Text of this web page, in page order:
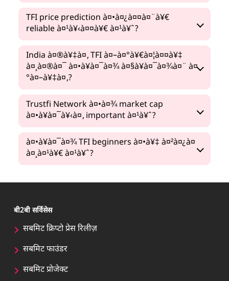
TFI price prediction à¤•à¤¿à¤¤à¤¨à¥€
reliable à¤¹à¥‹à¤¤à¥€ à¤¹à¥ˆ?
India à¤®à¥‡à¤‚ TFI à¤–à¤°à¥€à¤¦à¤¤à¥‡
à¤¸à¤®à¤¯ à¤•à¥à¤¯à¤¾ à¤§à¥à¤¯à¤¾à¤¨ à¤
°à¤–à¥‡à¤‚?
Trustfi Network à¤•à¤¾ market cap
à¤•à¥à¤¯à¥‹à¤‚ important à¤¹à¥ˆ?
à¤•à¥à¤¯à¤¾ TFI beginners à¤•à¥‡ à¤²à¤¿à¤
à¤¸à¤¹à¥€ à¤¹à¥ˆ?
बी2बी सर्विसेस
सबमिट क्रिप्टो प्रेस रिलीज़
सबमिट फाउंडर
सबमिट प्रोजेक्ट